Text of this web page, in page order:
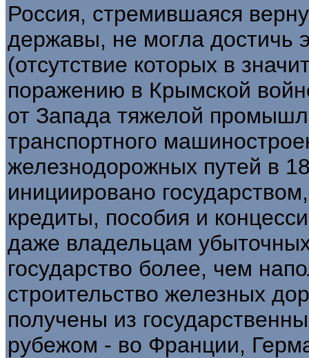
Россия, стремившаяся
державы, не могла достичь
(отсутствие которых в
поражению в Крымской
от Запада тяжелой
транспортного
железнодорожных путей в
инициировано
кредиты, пособия и
даже владельцам
государство более, чем
строительство железных
получены из
рубежом - во Франции,